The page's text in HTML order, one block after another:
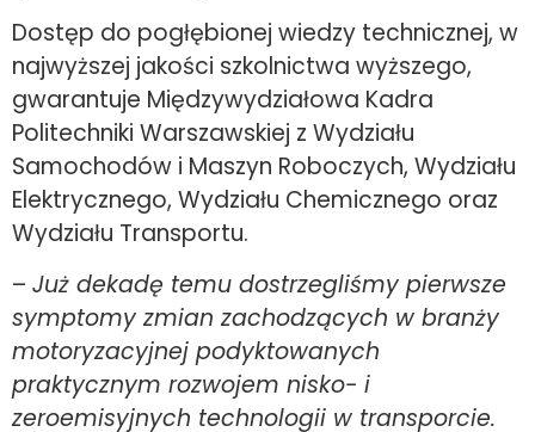
Dostęp do pogłębionej wiedzy technicznej, w
najwyższej jakości szkolnictwa wyższego,
gwarantuje Międzywydziałowa Kadra
Politechniki Warszawskiej z Wydziału
Samochodów i Maszyn Roboczych, Wydziału
Elektrycznego, Wydziału Chemicznego oraz
Wydziału Transportu.
– Już dekadę temu dostrzegliśmy pierwsze
symptomy zmian zachodzących w branży
motoryzacyjnej podyktowanych
praktycznym rozwojem nisko- i
zeroemisyjnych technologii w transporcie.